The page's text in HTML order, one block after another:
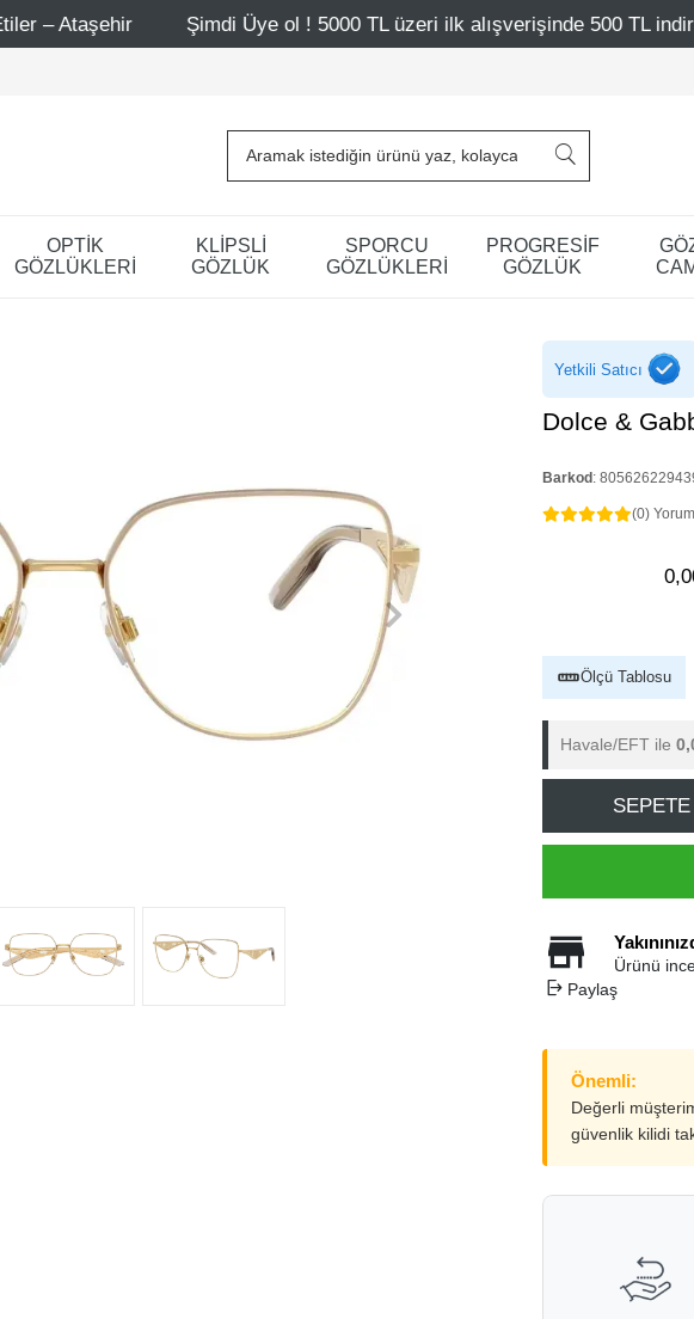
Şimdi Üye ol ! 5000 TL üzeri ilk alışverişinde 500 TL indirim
OPTİK
GÖZLÜKLERİ
KLİPSLİ
GÖZLÜK
SPORCU
GÖZLÜKLERİ
PROGRESİF
GÖZLÜK
Yetkili Satıcı
Dolce &
Barkod :
(0) Yorum
Ölçü Tablosu
Havale/EFT ile
Ürünü
Paylaş
Önemli:
Değerli
güvenlik kilidi